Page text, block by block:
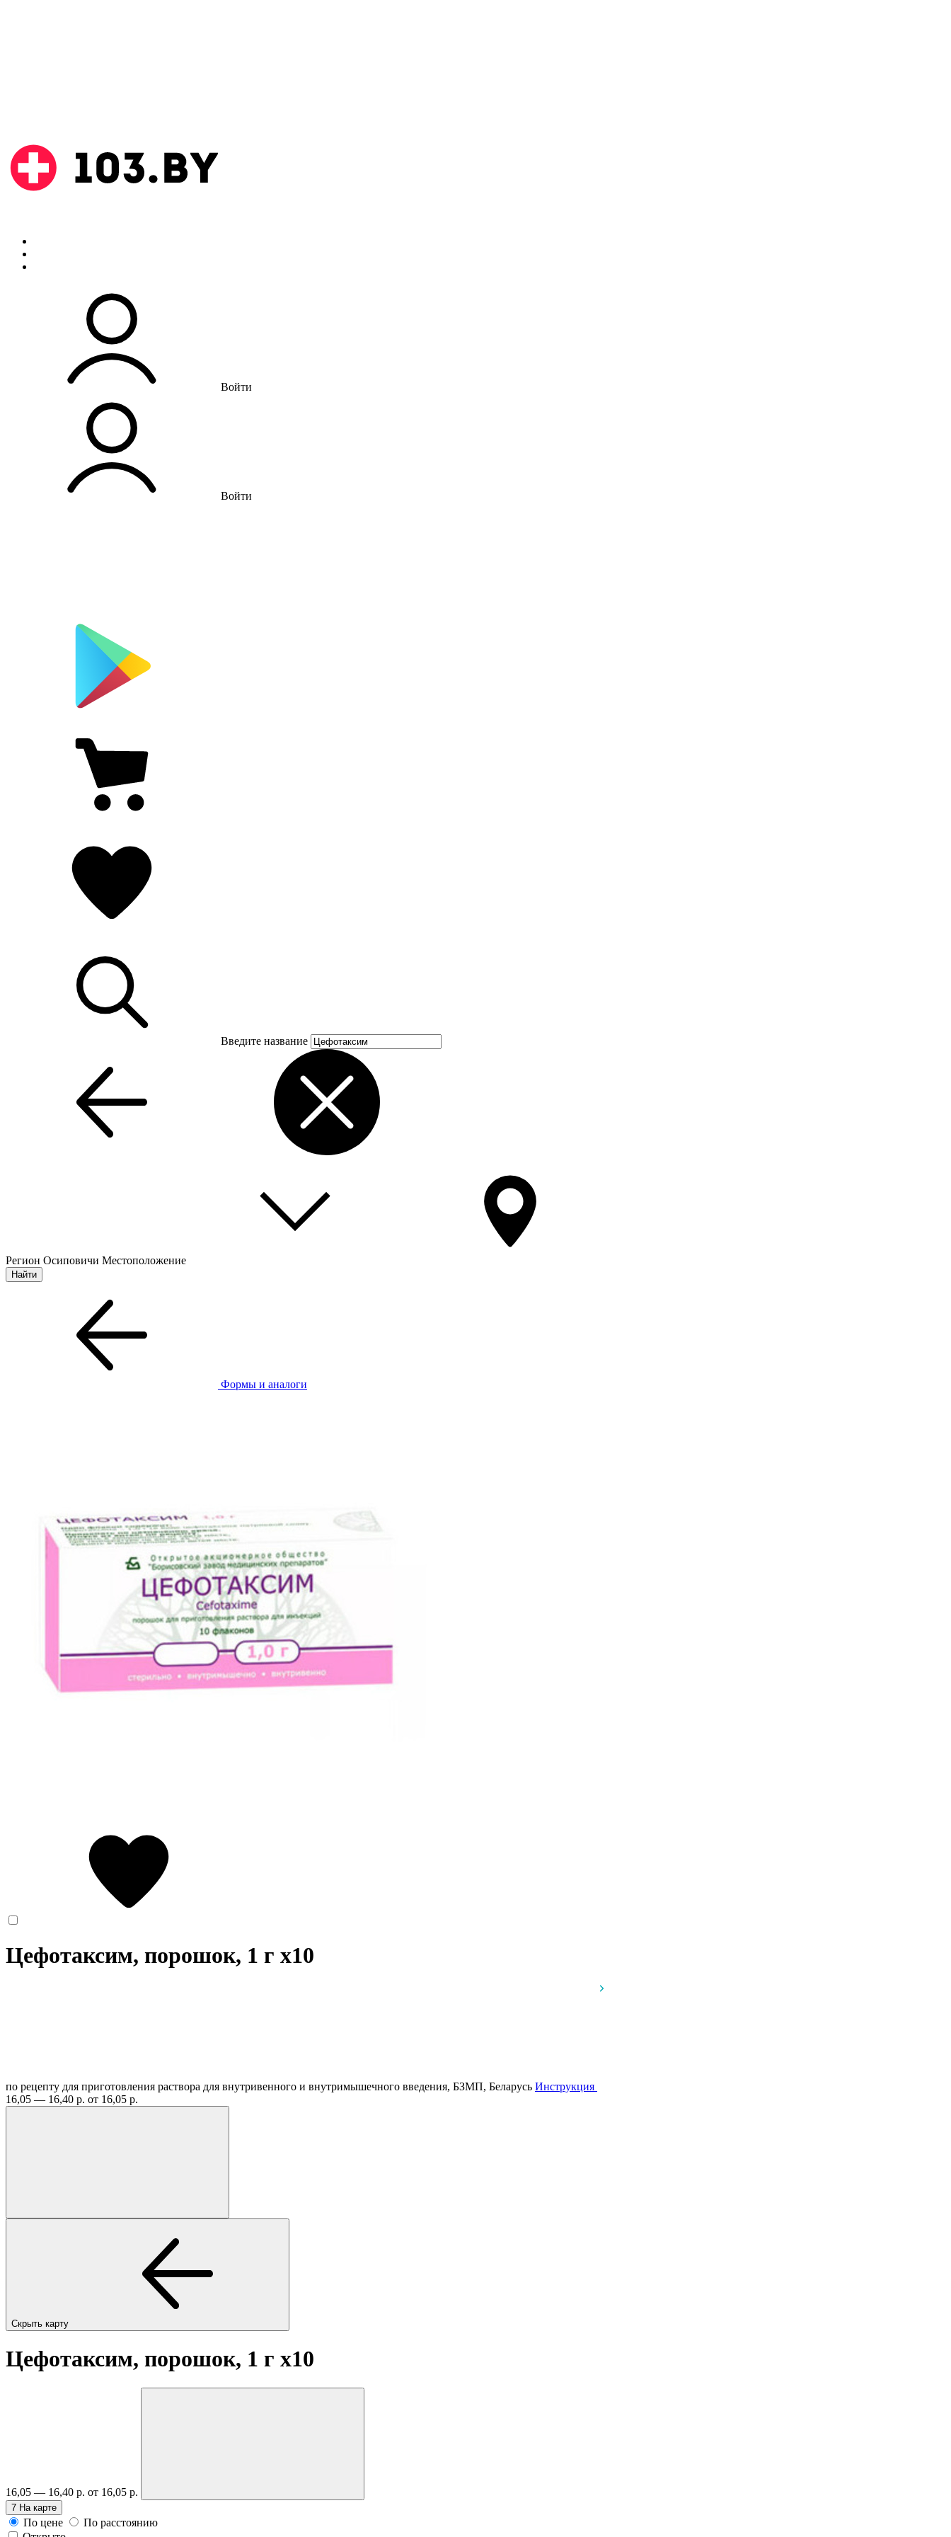
Войти
Войти
Введите название
Регион Осиповичи Местоположение
Формы и аналоги
Цефотаксим, порошок, 1 г x10
по рецепту для приготовления раствора для внутривенного и внутримышечного введения, БЗМП, Беларусь Инструкция
16,05 — 16,40 р. от 16,05 р.
Скрыть карту
Цефотаксим, порошок, 1 г x10
16,05 — 16,40 р. от 16,05 р.
7 На карте
По цене
По расстоянию